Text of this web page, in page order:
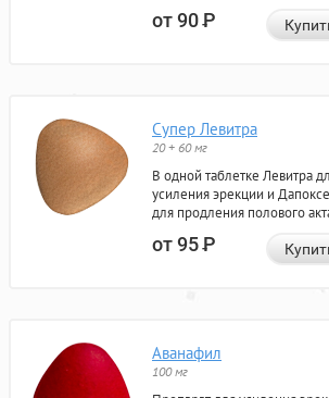
от 90Р
Супер Левитра
20 + 60 мг
В одной таблетке Левитра
усиления эрекции и
для продления полового
от 95Р
Аванафил
100 мг